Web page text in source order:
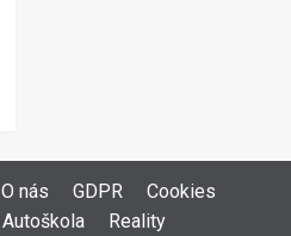
O nás GDPR
Cookies
Autoškola Reality